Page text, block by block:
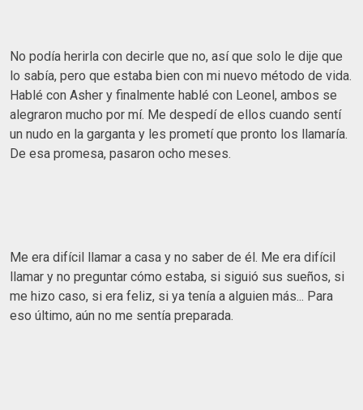
No podía herirla con decirle que no, así que solo le dije que
lo sabía, pero que estaba bien con mi nuevo método de vida.
Hablé con Asher y finalmente hablé con Leonel, ambos se
alegraron mucho por mí. Me despedí de ellos cuando sentí
un nudo en la garganta y les prometí que pronto los llamaría.
De esa promesa, pasaron ocho meses.
Me era difícil llamar a casa y no saber de él. Me era difícil
llamar y no preguntar cómo estaba, si siguió sus sueños, si
me hizo caso, si era feliz, si ya tenía a alguien más... Para
eso último, aún no me sentía preparada.